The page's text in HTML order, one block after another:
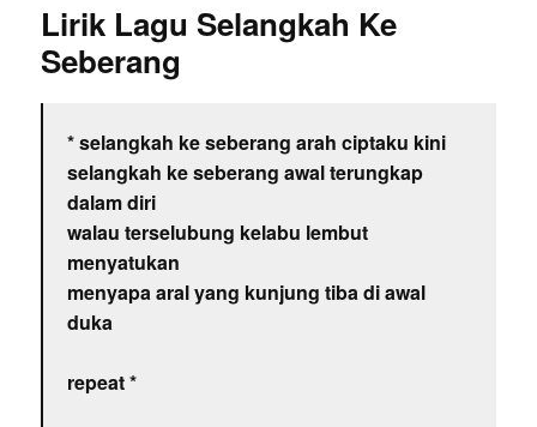
Lirik Lagu Selangkah Ke
Seberang
* selangkah ke seberang arah ciptaku kini
selangkah ke seberang awal terungkap
dalam diri
walau terselubung kelabu lembut
menyatukan
menyapa aral yang kunjung tiba di awal
duka
repeat *